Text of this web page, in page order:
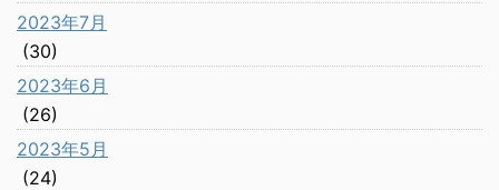
2023年7月
(30)
2023年6月
(26)
2023年5月
(24)